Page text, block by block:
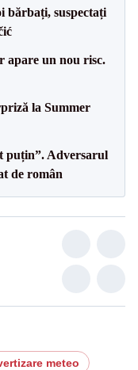
bărbați, suspectați
apare un nou risc.
la Summer
puțin”. Adversarul
de român
meteo